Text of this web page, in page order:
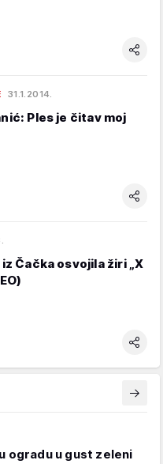
31.1.2014.
Ples je čitav moj
Čačka osvojila žiri „X
ogradu u gust zeleni